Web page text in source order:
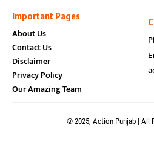
Important Pages
About Us
Contact Us
Disclaimer
Privacy Policy
Our Amazing Team
© 2025, Action Punjab | All